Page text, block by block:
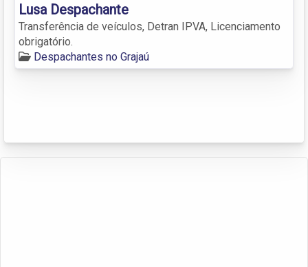
Lusa Despachante
Transferência de veículos, Detran IPVA, Licenciamento
obrigatório.
Despachantes no Grajaú